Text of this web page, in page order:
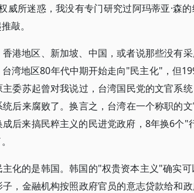
威所迷惑，我没有专门研究过阿玛蒂亚·森
敲。
港地区、新加坡、中国，或者说那些没有
湾地区80年代中期开始走向"民主化"，但
委苏起曾对我说过，台湾国民党的文官系
后来腐败了。换言之，台湾在一个称职的
后来搞民粹主义的民进党政府，8年换6个"
化的是韩国。韩国的"权贵资本主义"确实
，金融机构按照政府官员的意志贷款给和